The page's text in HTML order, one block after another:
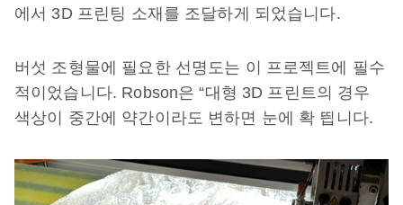
에서 3D 프린팅 소재를 조달하게 되었습니다.
버섯 조형물에 필요한 선명도는 이 프로젝트에 필수
적이었습니다. Robson은 “대형 3D 프린트의 경우
색상이 중간에 약간이라도 변하면 눈에 확 띕니다.